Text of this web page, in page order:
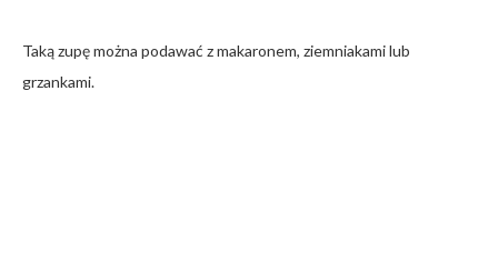
Taką zupę można podawać z makaronem, ziemniakami lub
grzankami.